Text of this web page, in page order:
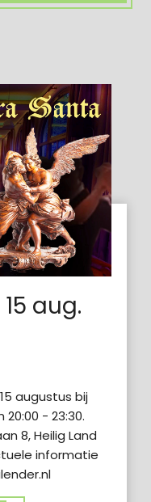
aug.
augustus bij
- 23:30.
8, Heilig Land
informatie